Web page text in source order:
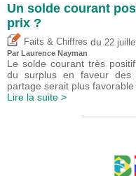
Un solde courant
prix ?
Faits & Chiffres du 22
Par Laurence Nayman
Le solde courant très
du surplus en faveur des
partage serait plus
Lire la suite >